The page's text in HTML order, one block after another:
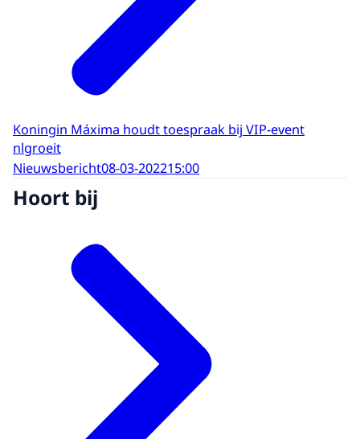
Koningin Máxima houdt toespraak bij VIP-event
nlgroeit
Nieuwsbericht08-03-202215:00
Hoort bij